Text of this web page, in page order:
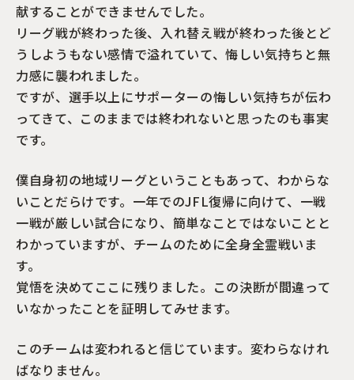
献することができませんでした。
リーグ戦が終わった後、入れ替え戦が終わった後とど
うしようもない感情で溢れていて、悔しい気持ちと無
力感に襲われました。
ですが、選手以上にサポーターの悔しい気持ちが伝わ
ってきて、このままでは終われないと思ったのも事実
です。
僕自身初の地域リーグということもあって、わからな
いことだらけです。一年でのJFL復帰に向けて、一戦
一戦が厳しい試合になり、簡単なことではないことと
わかっていますが、チームのために全身全霊戦いま
す。
覚悟を決めてここに残りました。この決断が間違って
いなかったことを証明してみせます。
このチームは変われると信じています。変わらなけれ
ばなりません。